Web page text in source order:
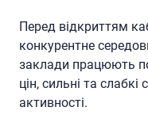
Перед відкриттям
конкурентне
заклади працюють
цін, сильні та
активності.